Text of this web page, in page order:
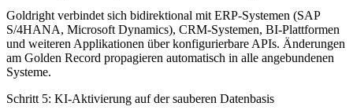
Goldright verbindet sich bidirektional mit ERP-Systemen (SAP
S/4HANA, Microsoft Dynamics), CRM-Systemen, BI-Plattformen
und weiteren Applikationen über konfigurierbare APIs. Änderungen
am Golden Record propagieren automatisch in alle angebundenen
Systeme.
Schritt 5: KI-Aktivierung auf der sauberen Datenbasis